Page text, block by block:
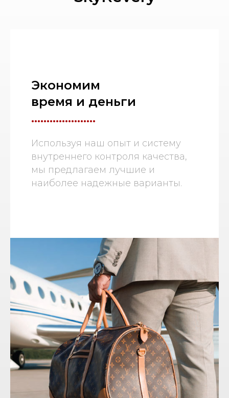
Экономим
время и деньги
.....................
Используя наш опыт и систему
внутреннего контроля качества,
мы предлагаем лучшие и
наиболее надежные варианты.